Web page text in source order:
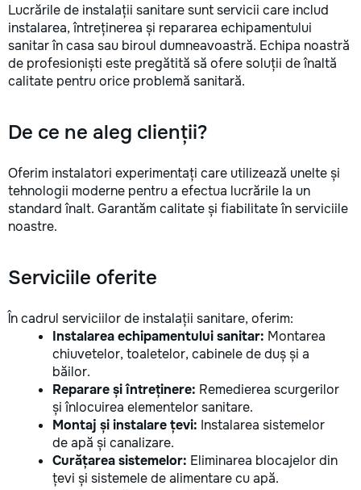
interiorul cât mai
de proiectul de
la fiecare detaliu.
pentru o
deviz fără
Reparații
responsabilitate.
ideile în locuințe
moderne și
Lucrările de instalații sanitare sunt servicii care includ
instalarea, întreținerea și repararea echipamentului
sanitar în casa sau biroul dumneavoastră. Echipa noastră
de profesioniști este pregătită să ofere soluții de înaltă
calitate pentru orice problemă sanitară.
De ce ne aleg clienții?
Oferim instalatori experimentați care utilizează unelte și
tehnologii moderne pentru a efectua lucrările la un
standard înalt. Garantăm calitate și fiabilitate în serviciile
noastre.
Serviciile oferite
În cadrul serviciilor de instalații sanitare, oferim:
Instalarea echipamentului sanitar: Montarea
chiuvetelor, toaletelor, cabinele de duș și a
băilor.
Reparare și întreținere: Remedierea scurgerilor
și înlocuirea elementelor sanitare.
Montaj și instalare țevi: Instalarea sistemelor
de apă și canalizare.
Curățarea sistemelor: Eliminarea blocajelor din
țevi și sistemele de alimentare cu apă.